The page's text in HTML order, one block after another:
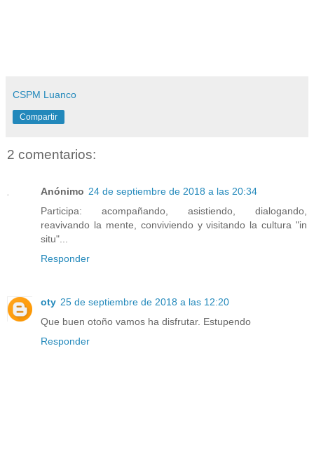
CSPM Luanco
Compartir
2 comentarios:
Anónimo 24 de septiembre de 2018 a las 20:34
Participa: acompañando, asistiendo, dialogando,
reavivando la mente, conviviendo y visitando la cultura "in
situ"...
Responder
oty 25 de septiembre de 2018 a las 12:20
Que buen otoño vamos ha disfrutar. Estupendo
Responder